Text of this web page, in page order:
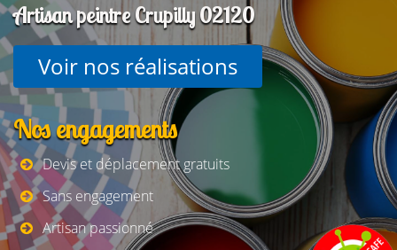
Artisan peintre Crupilly 02120
Voir nos réalisations
Nos engagements
Devis et déplacement gratuits
Sans engagement
Artisan passionné